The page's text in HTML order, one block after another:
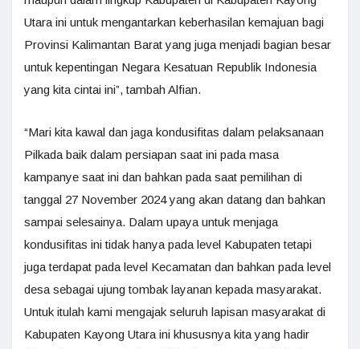
Utara ini untuk mengantarkan keberhasilan kemajuan bagi
Provinsi Kalimantan Barat yang juga menjadi bagian besar
untuk kepentingan Negara Kesatuan Republik Indonesia
yang kita cintai ini”, tambah Alfian.
“Mari kita kawal dan jaga kondusifitas dalam pelaksanaan
Pilkada baik dalam persiapan saat ini pada masa
kampanye saat ini dan bahkan pada saat pemilihan di
tanggal 27 November 2024 yang akan datang dan bahkan
sampai selesainya. Dalam upaya untuk menjaga
kondusifitas ini tidak hanya pada level Kabupaten tetapi
juga terdapat pada level Kecamatan dan bahkan pada level
desa sebagai ujung tombak layanan kepada masyarakat.
Untuk itulah kami mengajak seluruh lapisan masyarakat di
Kabupaten Kayong Utara ini khususnya kita yang hadir